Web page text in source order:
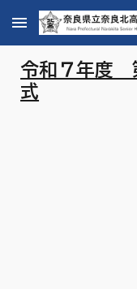
Skip to main content
令和７年度
式